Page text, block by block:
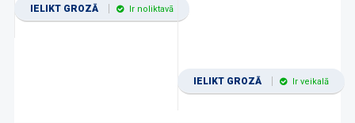
IELIKT GROZĀ Ir noliktavā
IELIKT GROZĀ Ir veikalā